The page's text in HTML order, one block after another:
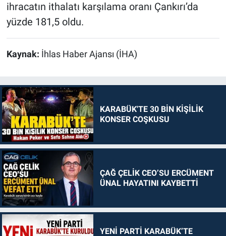
ihracatın ithalatı karşılama oranı Çankırı’da
yüzde 181,5 oldu.
Kaynak: İhlas Haber Ajansı (İHA)
KARABÜK'TE 30 BİN KİŞİLİK
KONSER COŞKUSU
ÇAĞ ÇELİK CEO’SU ERCÜMENT
ÜNAL HAYATINI KAYBETTİ
YENİ PARTİ KARABÜK’TE